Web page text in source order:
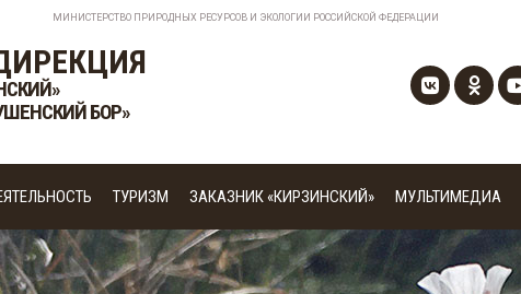
МИНИСТЕРСТВО ПРИРОДНЫХ РЕСУРСОВ И ЭКОЛОГИИ РОССИЙСКОЙ ФЕДЕРАЦИИ
БОР»
ТУРИЗМ ЗАКАЗНИК «КИРЗИНСКИЙ» МУЛЬТИМЕДИА